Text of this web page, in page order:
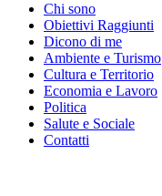
Chi sono
Obiettivi Raggiunti
Dicono di me
Ambiente e Turismo
Cultura e Territorio
Economia e Lavoro
Politica
Salute e Sociale
Contatti